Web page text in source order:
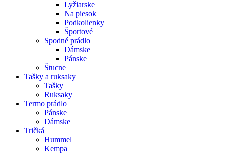
Lyžiarske
Na piesok
Podkolienky
Športové
Spodné prádlo
Dámske
Pánske
Štucne
Tašky a ruksaky
Tašky
Ruksaky
Termo prádlo
Pánske
Dámske
Tričká
Hummel
Kempa